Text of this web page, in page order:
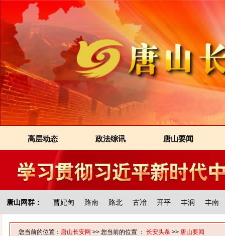
高层动态 政法综讯 唐山要闻
唐山网群： 曹妃甸 路南 路北 古冶 开平 丰润 丰南
您当前的位置： 唐山长安网 >> 您当前的位置 ： 长安头条 >> 唐山要闻